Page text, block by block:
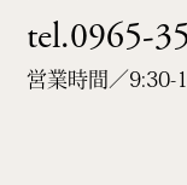
tel.0965-
営業時間／9:30-